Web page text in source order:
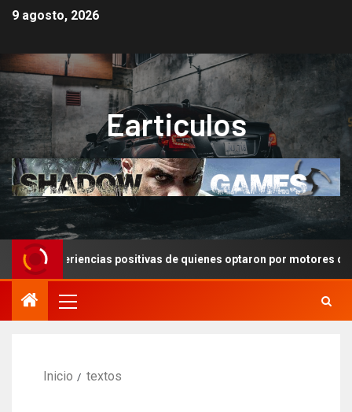
9 agosto, 2026
Earticulos
Experiencias positivas de quienes optaron por motores de
Inicio textos